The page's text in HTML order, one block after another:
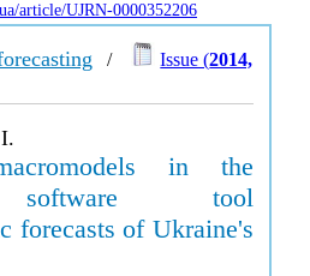
article/UJRN-0000352206
/ Issue (2014,
in the
software tool
forecasts of Ukraine's